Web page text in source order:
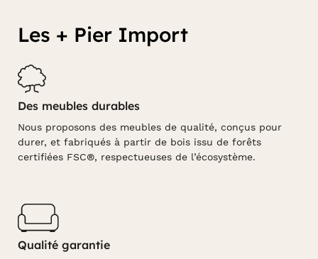
Les + Pier Import
Des meubles durables
Nous proposons des meubles de qualité, conçus pour
durer, et fabriqués à partir de bois issu de forêts
certifiées FSC®, respectueuses de l’écosystème.
Qualité garantie